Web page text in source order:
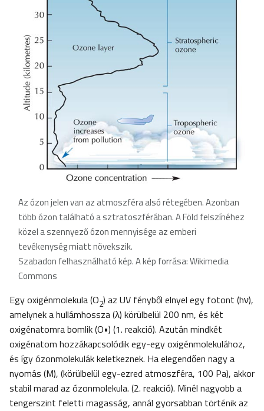
Az ózon jelen van az atmoszféra alsó rétegében. Azonban
több ózon található a sztratoszférában. A Föld felszínéhez
közel a szennyező ózon mennyisége az emberi
tevékenység miatt növekszik.
Szabadon felhasználható kép. A kép forrása: Wikimedia
Commons
Egy oxigénmolekula (O2) az UV fényből elnyel egy fotont (hν),
amelynek a hullámhossza (λ) körülbelül 200 nm, és két
oxigénatomra bomlik (O•) (1. reakció). Azután mindkét
oxigénatom hozzákapcsolódik egy-egy oxigénmolekulához,
és így ózonmolekulák keletkeznek. Ha elegendően nagy a
nyomás (M), (körülbelül egy-ezred atmoszféra, 100 Pa), akkor
stabil marad az ózonmolekula. (2. reakció). Minél nagyobb a
tengerszint feletti magasság, annál gyorsabban történik az